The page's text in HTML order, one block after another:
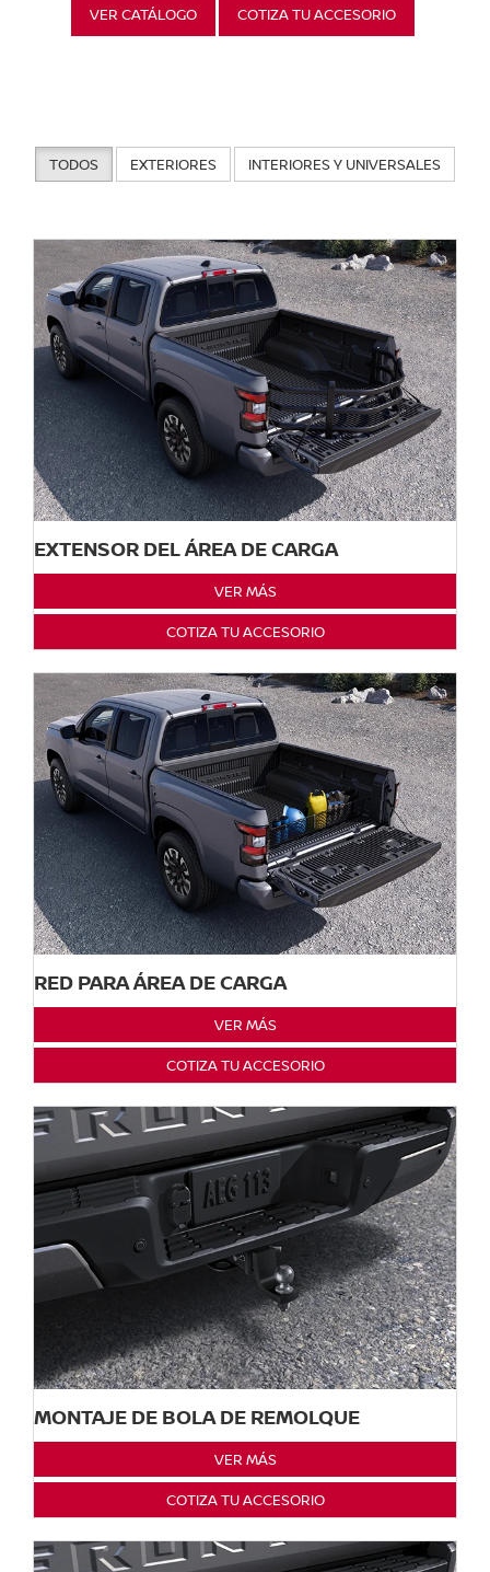
VER CATÁLOGO COTIZA TU ACCESORIO
TODOS EXTERIORES INTERIORES Y UNIVERSALES
EXTENSOR DEL ÁREA DE CARGA
VER MÁS
COTIZA TU ACCESORIO
RED PARA ÁREA DE CARGA
VER MÁS
COTIZA TU ACCESORIO
MONTAJE DE BOLA DE REMOLQUE
VER MÁS
COTIZA TU ACCESORIO